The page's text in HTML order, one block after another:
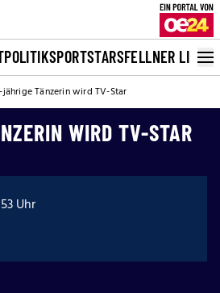
POLITIKSPORTSTARSFELLNER LIVE
jährige Tänzerin wird TV-Star
WIRD TV-STAR
Uhr